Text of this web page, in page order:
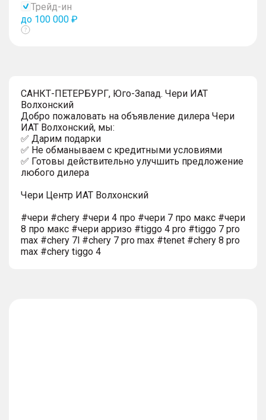
Трейд-ин
до 100 000 ₽
Показать
САНКТ-ПЕТЕРБУРГ, Юго-Запад. Чери ИАТ
Волхонский
Добро пожаловать на объявление дилера Чери
ИАТ Волхонский, мы:
✅ Дарим подарки
✅ Не обманываем с кредитными условиями
✅ Готовы действительно улучшить предложение
любого дилера
Чери Центр ИАТ Волхонский
#чери #chery #чери 4 про #чери 7 про макс #чери
8 про макс #чери арризо #tiggo 4 pro #tiggo 7 pro
max #chery 7l #chery 7 pro max #tenet #chery 8 pro
max #chery tiggo 4